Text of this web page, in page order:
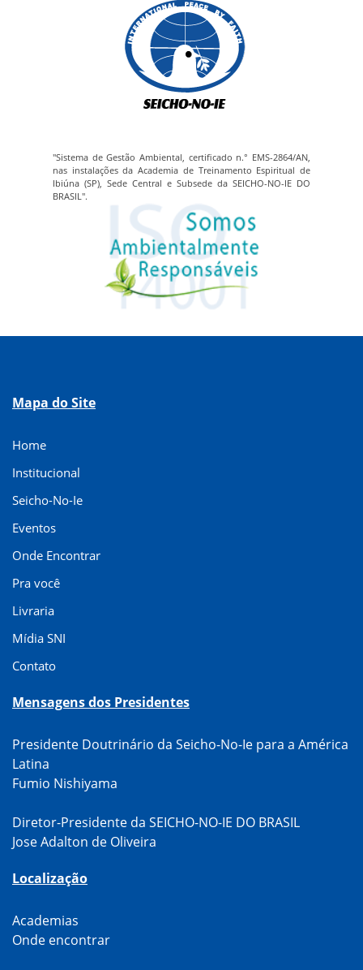
"Sistema de Gestão Ambiental, certificado n.° EMS-2864/AN,
nas instalações da Academia de Treinamento Espiritual de
Ibiúna (SP), Sede Central e Subsede da SEICHO-NO-IE DO
BRASIL".
Mapa do Site
Home
Institucional
Seicho-No-Ie
Eventos
Onde Encontrar
Pra você
Livraria
Mídia SNI
Contato
Mensagens dos Presidentes
Presidente Doutrinário da Seicho-No-Ie para a América
Latina
Fumio Nishiyama
Diretor-Presidente da SEICHO-NO-IE DO BRASIL
Jose Adalton de Oliveira
Localização
Academias
Onde encontrar